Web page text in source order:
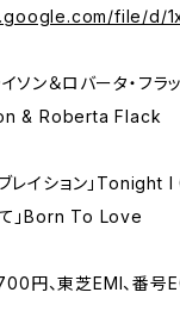
file/d/
ソン＆ロバータ・フラ
& Roberta Flack
ブレイション」
」Born To Love
円、東芝EMI、番号